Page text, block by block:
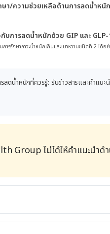
า/ความช่วยเหลือด้านการลดน้ำหนั
บการลดน้ำหนักด้วย GIP และ
รรักษาภาวะน้ำหนักเกินและเบาหวานชนิดที่ 2 ได้อ
ลดน้ำหนักที่ควรรู้: รับข่าวสารและคำแ
Group ไม่ได้ให้คำแนะนำด้
My Feet to Cramp at